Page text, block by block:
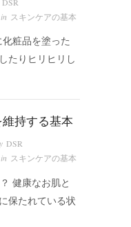
DSR
スキンケアの基本
粧品を塗った
たりヒリヒリし
持する基本
DSR
スキンケアの基本
健康なお肌と
保たれている状